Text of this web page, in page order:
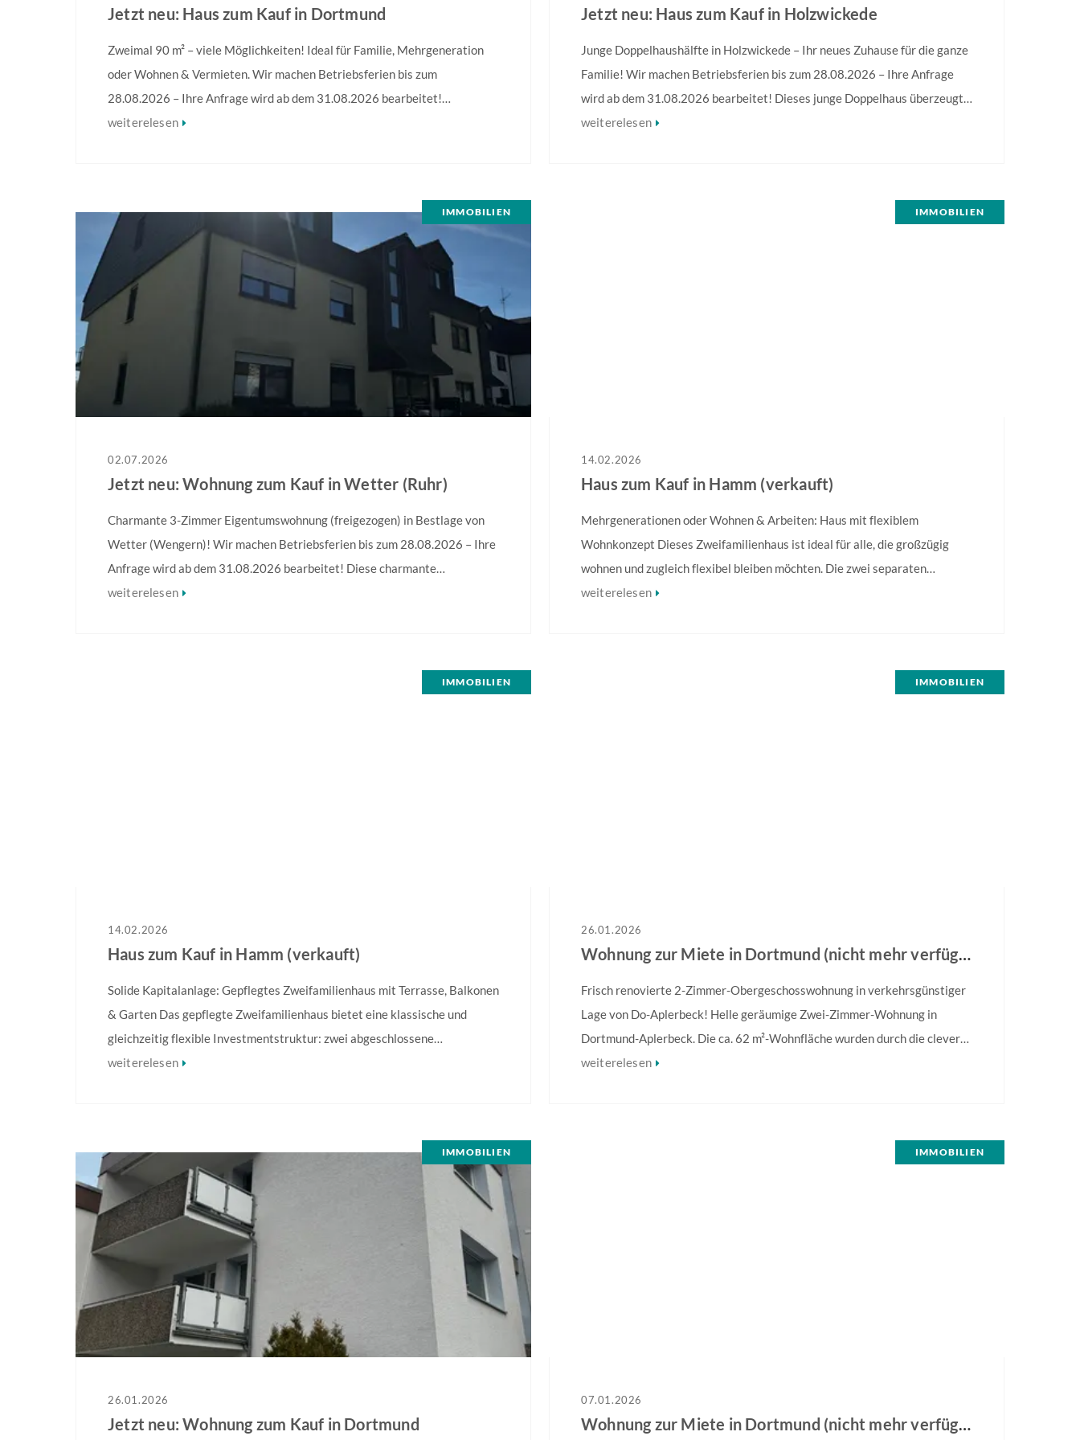
Jetzt neu: Haus zum Kauf in Dortmund
Zweimal 90 m² – viele Möglichkeiten! Ideal für Familie, Mehrgeneration
oder Wohnen & Vermieten. Wir machen Betriebsferien bis zum
28.08.2026 – Ihre Anfrage wird ab dem 31.08.2026 bearbeitet!
Willkommen in Ihrem neuen Zuhause! Zwei Eingänge – unzählige
weiterelesen
Jetzt neu: Haus zum Kauf in Holzwickede
Junge Doppelhaushälfte in Holzwickede – Ihr neues Zuhause für die ganze
Familie! Wir machen Betriebsferien bis zum 28.08.2026 – Ihre Anfrage
wird ab dem 31.08.2026 bearbeitet! Dieses junge Doppelhaus überzeugt
durch seine moderne Architektursprache und eine helle, freundliche
weiterelesen
IMMOBILIEN
02.07.2026
Jetzt neu: Wohnung zum Kauf in Wetter (Ruhr)
Charmante 3-Zimmer Eigentumswohnung (freigezogen) in Bestlage von
Wetter (Wengern)! Wir machen Betriebsferien bis zum 28.08.2026 – Ihre
Anfrage wird ab dem 31.08.2026 bearbeitet! Diese charmante
Eigentumswohnung aus ca. 1983 bietet auf ca. 80 m² Wohnfläche ein
weiterelesen
IMMOBILIEN
14.02.2026
Haus zum Kauf in Hamm (verkauft)
Mehrgenerationen oder Wohnen & Arbeiten: Haus mit flexiblem
Wohnkonzept Dieses Zweifamilienhaus ist ideal für alle, die großzügig
wohnen und zugleich flexibel bleiben möchten. Die zwei separaten
Wohneinheiten eröffnen verschiedene Lebensmodelle: Sie können eine
weiterelesen
IMMOBILIEN
14.02.2026
Haus zum Kauf in Hamm (verkauft)
Solide Kapitalanlage: Gepflegtes Zweifamilienhaus mit Terrasse, Balkonen
& Garten Das gepflegte Zweifamilienhaus bietet eine klassische und
gleichzeitig flexible Investmentstruktur: zwei abgeschlossene
Wohneinheiten ermöglichen eine klare Vermietbarkeit, transparente
weiterelesen
IMMOBILIEN
26.01.2026
Wohnung zur Miete in Dortmund (nicht mehr verfügbar)
Frisch renovierte 2-Zimmer-Obergeschosswohnung in verkehrsgünstiger
Lage von Do-Aplerbeck! Helle geräumige Zwei-Zimmer-Wohnung in
Dortmund-Aplerbeck. Die ca. 62 m²-Wohnfläche wurden durch die clevere
Aufteilung optimal genutzt – Großes Wohnzimmer mit Zugang zur Loggia,
weiterelesen
IMMOBILIEN
26.01.2026
Jetzt neu: Wohnung zum Kauf in Dortmund
IMMOBILIEN
07.01.2026
Wohnung zur Miete in Dortmund (nicht mehr verfügbar)